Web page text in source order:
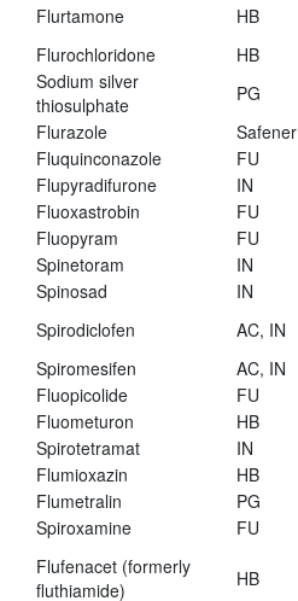
Flurtamone
HB
Flurochloridone
HB
Sodium silver
thiosulphate
PG
Flurazole
Safener
Fluquinconazole
FU
Flupyradifurone
IN
Fluoxastrobin
FU
Fluopyram
FU
Spinetoram
IN
Spinosad
IN
Spirodiclofen
AC, IN
Spiromesifen
AC, IN
Fluopicolide
FU
Fluometuron
HB
Spirotetramat
IN
Flumioxazin
HB
Flumetralin
PG
Spiroxamine
FU
Flufenacet (formerly
fluthiamide)
HB